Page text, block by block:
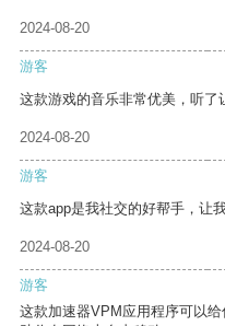
2024-08-20
游客
这款游戏的音乐非常优美，听了
2024-08-20
游客
这款app是我社交的好帮手，让
2024-08-20
游客
这款加速器VPM应用程序可以